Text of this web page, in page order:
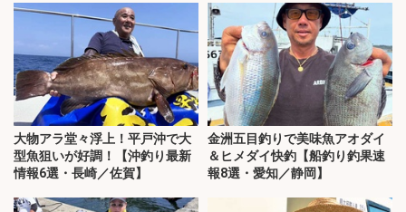
大物アラ堂々浮上！平戸沖で大
型魚狙いが好調！【沖釣り最新
情報6選・長崎／佐賀】
金洲五目釣りで美味魚アオダイ
＆ヒメダイ快釣【船釣り釣果速
報8選・愛知／静岡】